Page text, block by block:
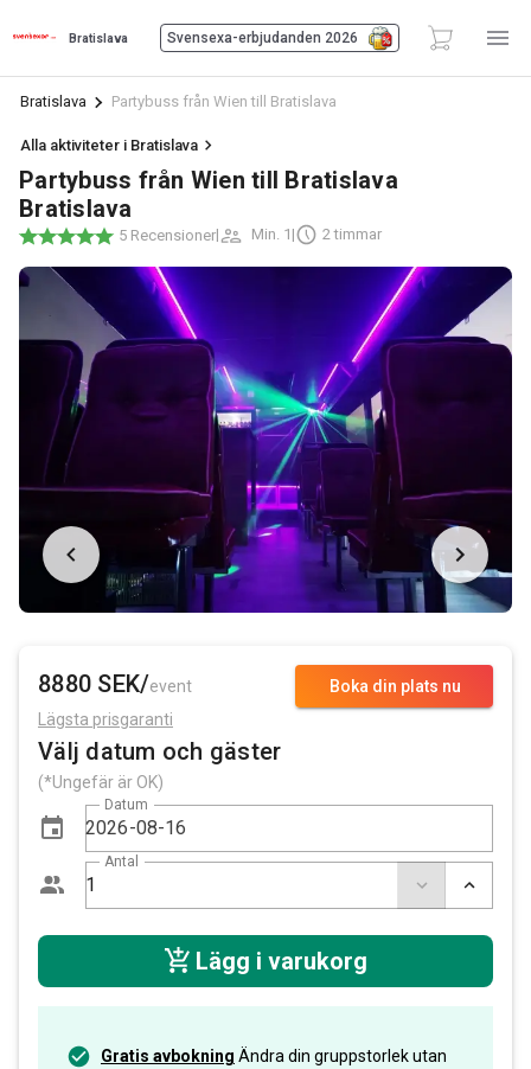
Bratislava Svensexa-erbjudanden 2026
Bratislava Partybuss från Wien till Bratislava
Alla aktiviteter i Bratislava
Partybuss från Wien till Bratislava
Bratislava
5 Recensioner| Min. 1 | 2 timmar
Boka din plats nu
8880 SEK/event
Lägsta prisgaranti
Välj datum och gäster
(*Ungefär är OK)
Datum
Antal
Lägg i varukorg
Gratis avbokning Ändra din gruppstorlek utan